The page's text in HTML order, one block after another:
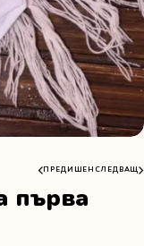
ПРЕДИШЕН СЛЕДВАЩ
първа